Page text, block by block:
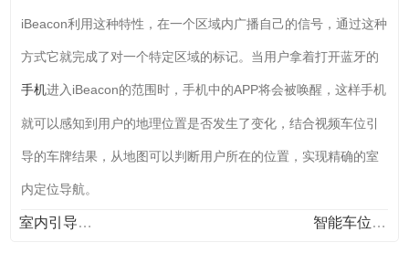
iBeacon利用这种特性，在一个区域内广播自己的信号，通过这种
方式它就完成了对一个特定区域的标记。当用户拿着打开蓝牙的
手机进入iBeacon的范围时，手机中的APP将会被唤醒，这样手机
就可以感知到用户的地理位置是否发生了变化，结合视频车位引
导的车牌结果，从地图可以判断用户所在的位置，实现精确的室
内定位导航。
室内引导屏和户外引导屏有什么不一样？ 智能车位引导告别担心停车难的问题